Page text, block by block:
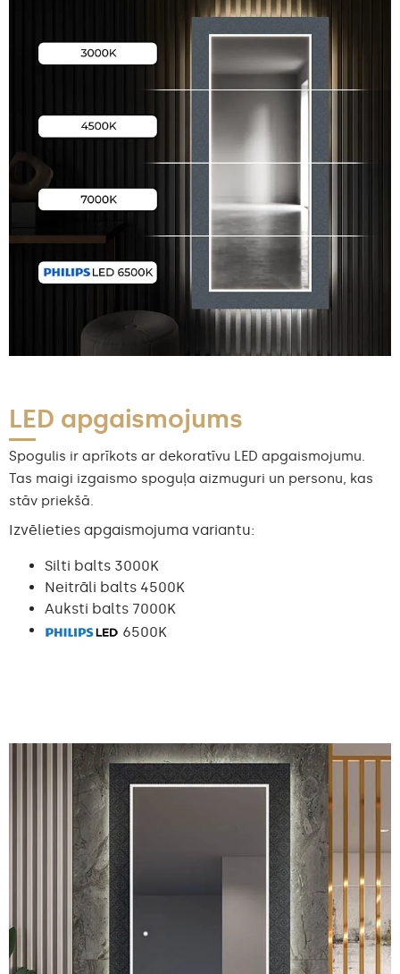
LED apgaismojums
Spogulis ir aprīkots ar dekoratīvu LED apgaismojumu.
Tas maigi izgaismo spoguļa aizmuguri un personu, kas
stāv priekšā.
Izvēlieties apgaismojuma variantu:
Silti balts 3000K
Neitrāli balts 4500K
Auksti balts 7000K
6500K